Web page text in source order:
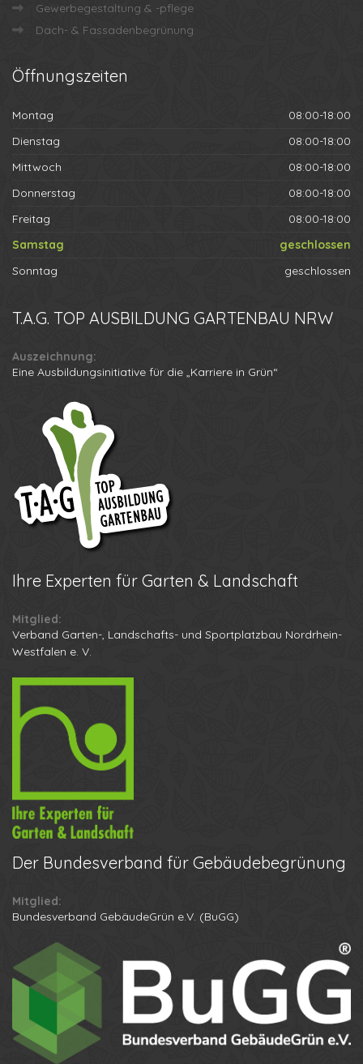
Gewerbegestaltung & -pflege
Dach- & Fassadenbegrünung
Öffnungszeiten
Montag
08:00-18:00
Dienstag
08:00-18:00
Mittwoch
08:00-18:00
Donnerstag
08:00-18:00
Freitag
08:00-18:00
Samstag
geschlossen
Sonntag
geschlossen
T.A.G. TOP AUSBILDUNG GARTENBAU NRW
Auszeichnung:
Eine Ausbildungsinitiative für die „Karriere in Grün“
Ihre Experten für Garten & Landschaft
Mitglied:
Verband Garten-, Landschafts- und Sportplatzbau Nordrhein-
Westfalen e. V.
Der Bundesverband für Gebäudebegrünung
Mitglied:
Bundesverband GebäudeGrün e.V. (BuGG)
Ihr Name
Ihre Telefonnummer
Datenschutzbestimmungen Anton